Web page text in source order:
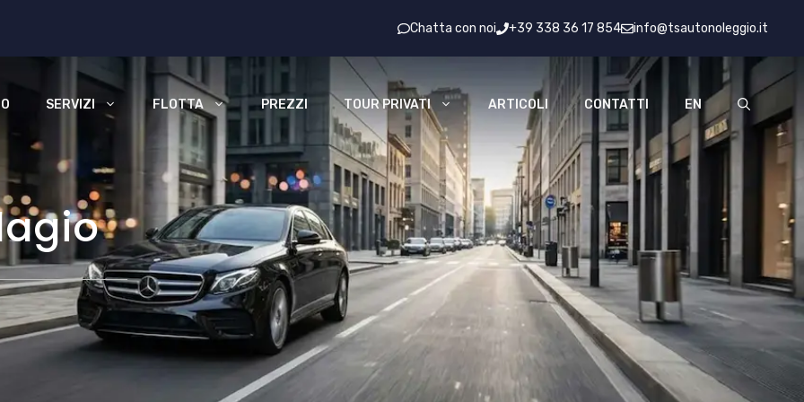
Chatta con noi +39 338 36 17 854 info@tsautonoleggio.it
SERVIZI FLOTTA PREZZI TOUR PRIVATI ARTICOLI CONTATTI EN